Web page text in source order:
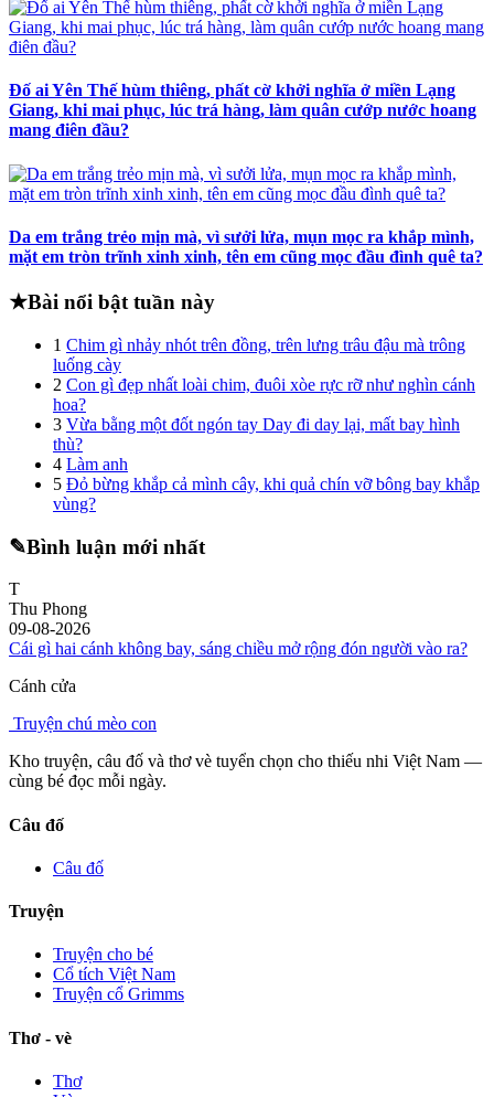
Đố ai Yên Thế hùm thiêng, phất cờ khởi nghĩa ở miền Lạng
Giang, khi mai phục, lúc trá hàng, làm quân cướp nước hoang
mang điên đầu?
Da em trắng trẻo mịn mà, vì sưởi lửa, mụn mọc ra khắp mình,
mặt em tròn trĩnh xinh xinh, tên em cũng mọc đầu đình quê ta?
★Bài nổi bật tuần này
1 Chim gì nhảy nhót trên đồng, trên lưng trâu đậu mà trông
luống cày
2 Con gì đẹp nhất loài chim, đuôi xòe rực rỡ như nghìn cánh
hoa?
3 Vừa bằng một đốt ngón tay Day đi day lại, mất bay hình
thù?
4 Làm anh
5 Đỏ bừng khắp cả mình cây, khi quả chín vỡ bông bay khắp
vùng?
✎Bình luận mới nhất
T
Thu Phong
09-08-2026
Cái gì hai cánh không bay, sáng chiều mở rộng đón người vào ra?
Cánh cửa
Truyện chú mèo con
Kho truyện, câu đố và thơ vè tuyển chọn cho thiếu nhi Việt Nam —
cùng bé đọc mỗi ngày.
Câu đố
Câu đố
Truyện
Truyện cho bé
Cổ tích Việt Nam
Truyện cổ Grimms
Thơ - vè
Thơ